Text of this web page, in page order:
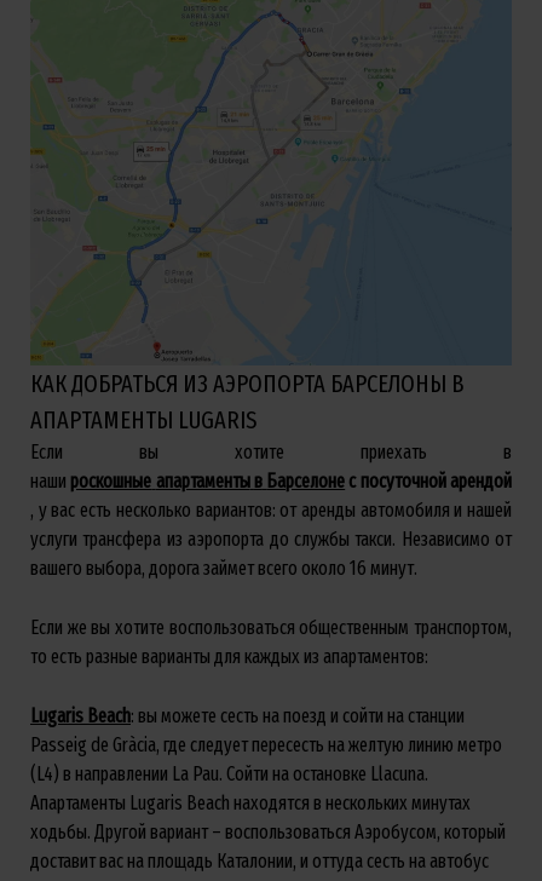
КАК ДОБРАТЬСЯ ИЗ АЭРОПОРТА БАРСЕЛОНЫ В
АПАРТАМЕНТЫ LUGARIS
Если вы хотите приехать в
наши роскошные апартаменты в Барселоне с посуточной арендой
, у вас есть несколько вариантов: от аренды автомобиля и нашей
услуги трансфера из аэропорта до службы такси. Независимо от
вашего выбора, дорога займет всего около 16 минут.
Если же вы хотите воспользоваться общественным транспортом,
то есть разные варианты для каждых из апартаментов:
Lugaris Beach: вы можете сесть на поезд и сойти на станции
Passeig de Gràcia, где следует пересесть на желтую линию метро
(L4) в направлении La Pau. Сойти на остановке Llacuna.
Апартаменты Lugaris Beach находятся в нескольких минутах
ходьбы. Другой вариант – воспользоваться Аэробусом, который
доставит вас на площадь Каталонии, и оттуда сесть на автобус